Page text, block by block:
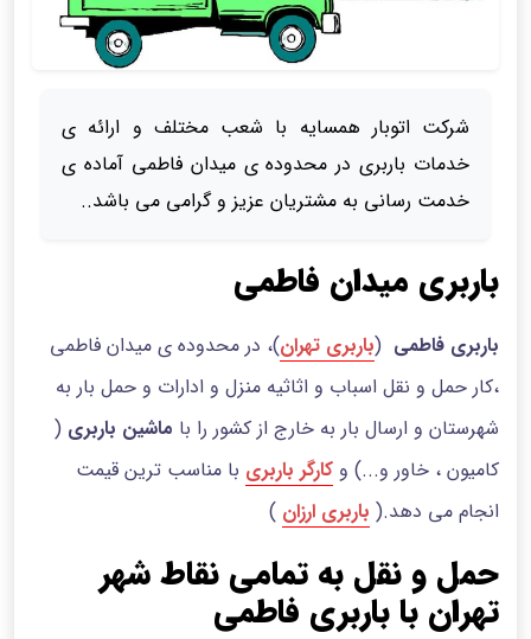
شرکت اتوبار همسایه با شعب مختلف و ارائه ی
خدمات باربری در محدوده ی میدان فاطمی آماده ی
خدمت رسانی به مشتریان عزیز و گرامی می باشد..
باربری میدان فاطمی
باربری فاطمی (باربری تهران)، در محدوده ی میدان فاطمی
،کار حمل و نقل اسباب و اثاثیه منزل و ادارات و حمل بار به
شهرستان و ارسال بار به خارج از کشور را با ماشین باربری (
کامیون ، خاور و...) و کارگر باربری با مناسب ترین قیمت
انجام می دهد.( باربری ارزان )
حمل و نقل به تمامی نقاط شهر
تهران با باربری فاطمی